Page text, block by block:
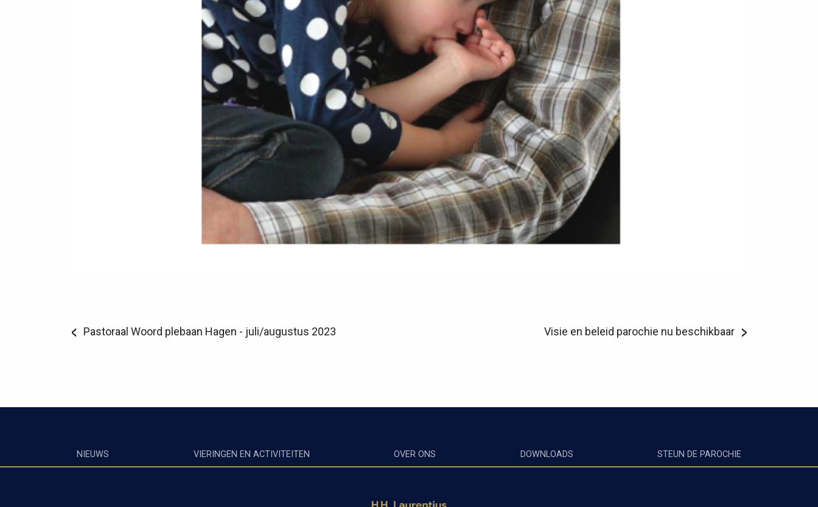
Pastoraal Woord plebaan Hagen - juli/augustus 2023 Visie en beleid parochie nu beschikbaar
NIEUWS VIERINGEN EN ACTIVITEITEN OVER ONS DOWNLOADS STEUN DE PAROCHIE